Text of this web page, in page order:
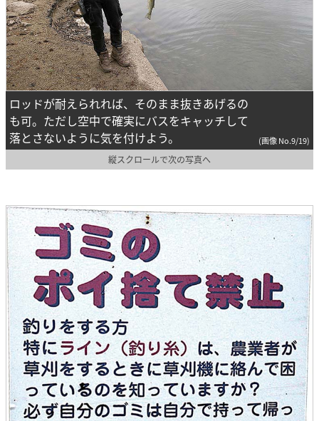
ロッドが耐えられれば、そのまま抜きあげるの
も可。ただし空中で確実にバスをキャッチして
落とさないように気を付けよう。
(画像 No.9/19)
縦スクロールで次の写真へ